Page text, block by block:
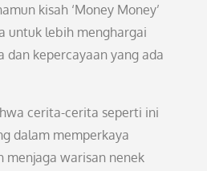
kisah ‘Money Money’
untuk lebih menghargai
dan kepercayaan yang ada
cerita-cerita seperti ini
dalam memperkaya
menjaga warisan nenek